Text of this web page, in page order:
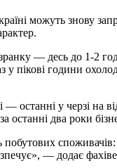
можуть знову
— десь до 1-2
у пікові години
— останні у черзі на
останні два роки
— додає